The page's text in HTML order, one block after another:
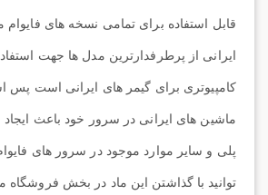
قابل استفاده برای تمامی نسخه های
ایرانی از پرطرفدارترین مدل ها جهت
کامپیوتری برای گیمر های ایرانی است پس
ماشین های ایرانی در سرور خود باعث ایجاد
پلی و سایر موارد موجود در سرور های
توانید با گذاشتن این ماد در بخش فروشگاه